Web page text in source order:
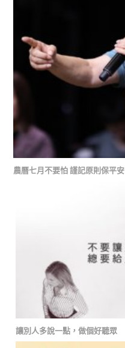
農曆七月不要怕 謹記原則保平安
讓別人多說一點，做個好聽眾